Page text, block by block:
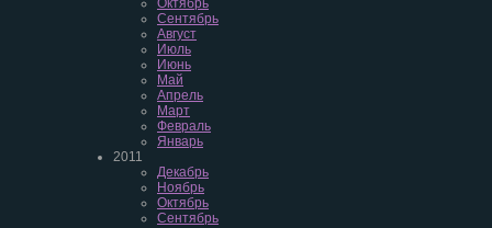
Октябрь
Сентябрь
Август
Июль
Июнь
Май
Апрель
Март
Февраль
Январь
2011
Декабрь
Ноябрь
Октябрь
Сентябрь